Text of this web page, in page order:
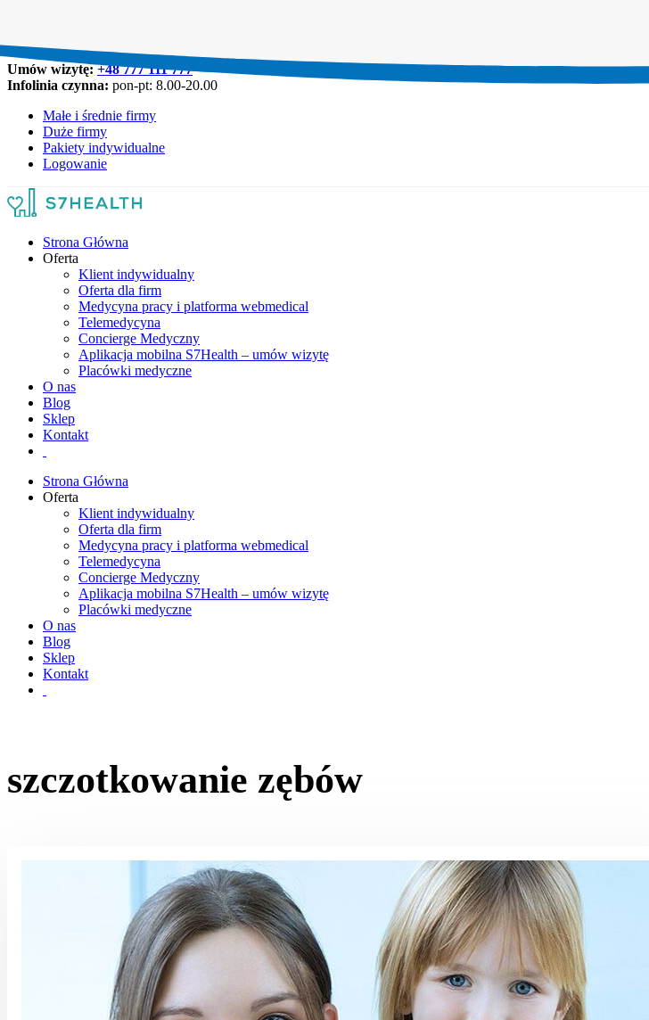
Umów wizytę:+48 777 111 777
Infolinia czynna: pon-pt: 8.00-20.00
Małe i średnie firmy
Duże firmy
Pakiety indywidualne
Logowanie
Strona Główna
Oferta
Klient indywidualny
Oferta dla firm
Medycyna pracy i platforma webmedical
Telemedycyna
Concierge Medyczny
Aplikacja mobilna S7Health – umów wizytę
Placówki medyczne
O nas
Blog
Sklep
Kontakt
Strona Główna
Oferta
Klient indywidualny
Oferta dla firm
Medycyna pracy i platforma webmedical
Telemedycyna
Concierge Medyczny
Aplikacja mobilna S7Health – umów wizytę
Placówki medyczne
O nas
Blog
Sklep
Kontakt
szczotkowanie zębów